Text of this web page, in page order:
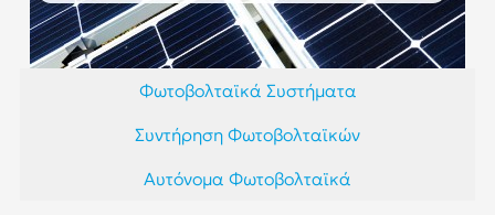
Φωτοβολταϊκά Συστήματα
Συντήρηση Φωτοβολταϊκών
Αυτόνομα Φωτοβολταϊκά